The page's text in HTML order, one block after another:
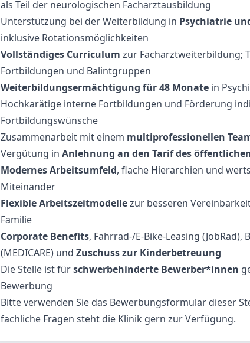
als Teil der neurologischen Facharztausbildung
Unterstützung bei der Weiterbildung in Psychiatrie
inklusive Rotationsmöglichkeiten
Vollständiges Curriculum zur Facharztweiterbildung;
Fortbildungen und Balintgruppen
Weiterbildungsermächtigung für 48 Monate in
Hochkarätige interne Fortbildungen und Förderung
Fortbildungswünsche
Zusammenarbeit mit einem multiprofessionellen
Vergütung in Anlehnung an den Tarif des
Modernes Arbeitsumfeld, flache Hierarchien und
Miteinander
Flexible Arbeitszeitmodellezur besseren
Familie
Corporate Benefits, Fahrrad-/E-Bike-Leasing
(MEDICARE) und Zuschuss zur Kinderbetreuung
Die Stelle ist fürschwerbehinderte Bewerber*innen
Bewerbung
Bitte verwenden Sie das Bewerbungsformular dieser
fachliche Fragen steht die Klinik gern zur Verfügung.